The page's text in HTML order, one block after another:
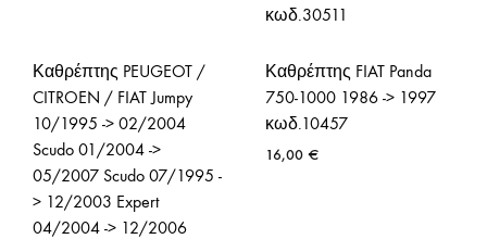
κωδ.30511
Καθρέπτης PEUGEOT /
CITROEN / FIAT Jumpy
10/1995 -> 02/2004
Scudo 01/2004 ->
05/2007 Scudo 07/1995 -
> 12/2003 Expert
04/2004 -> 12/2006
Καθρέπτης FIAT Panda
750-1000 1986 -> 1997
κωδ.10457
16,00 €